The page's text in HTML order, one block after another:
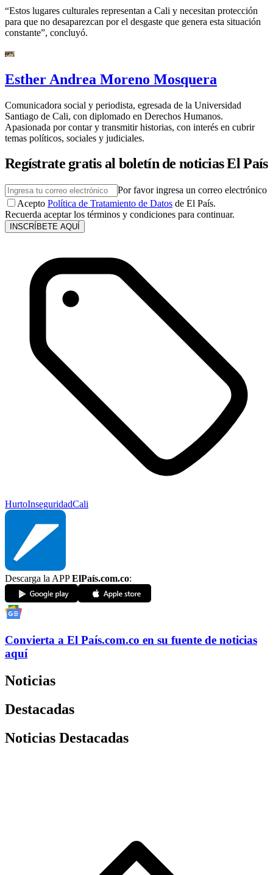
“Estos lugares culturales representan a Cali y necesitan protección
para que no desaparezcan por el desgaste que genera esta situación
constante”, concluyó.
Esther Andrea Moreno Mosquera
Comunicadora social y periodista, egresada de la Universidad
Santiago de Cali, con diplomado en Derechos Humanos.
Apasionada por contar y transmitir historias, con interés en cubrir
temas políticos, sociales y judiciales.
Regístrate gratis al boletín de noticias El País
Por favor ingresa un correo electrónico
Acepto Política de Tratamiento de Datos de El País.
Recuerda aceptar los términos y condiciones para continuar.
INSCRÍBETE AQUÍ
HurtoInseguridadCali
Descarga la APPElPaís.com.co:
Convierta a El País.com.co en su fuente de noticias
aquí
Noticias
Destacadas
Noticias Destacadas